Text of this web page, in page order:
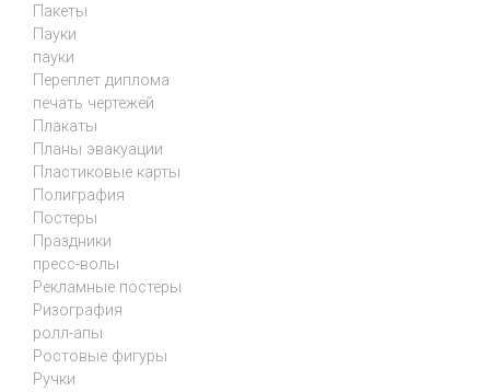
Пакеты
Пауки
пауки
Переплет диплома
печать чертежей
Плакаты
Планы эвакуации
Пластиковые карты
Полиграфия
Постеры
Праздники
пресс-волы
Рекламные постеры
Ризография
ролл-апы
Ростовые фигуры
Ручки